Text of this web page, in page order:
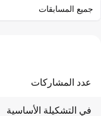
جميع المسابقات
عدد المشاركات
في التشكيلة الأساسية